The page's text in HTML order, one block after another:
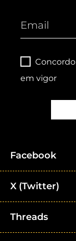
em vigor
Facebook
X (Twitter)
Threads